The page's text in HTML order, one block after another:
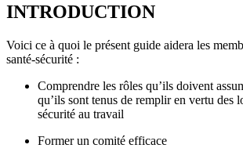
INTRODUCTION
Voici ce à quoi le présent guide aidera les
santé-sécurité :
Comprendre les rôles qu’ils doivent
qu’ils sont tenus de remplir en vertu des
sécurité au travail
Former un comité efficace